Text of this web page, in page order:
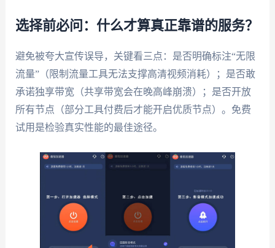
选择前必问：什么才算真正靠谱的服务？
避免被夸大宣传误导，关键看三点：是否明确标注“无限
流量”（限制流量工具无法支撑高清视频消耗）；是否敢
承诺独享带宽（共享带宽会在晚高峰崩溃）；是否开放
所有节点（部分工具付费后才能开启优质节点）。免费
试用是检验真实性能的最佳途径。